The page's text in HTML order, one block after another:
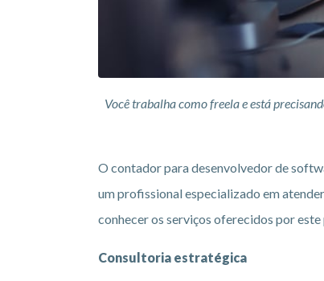
Você trabalha como freela e está
O contador para desenvolvedor de
um profissional especializado em
conhecer os serviços oferecidos por
Consultoria estratégica